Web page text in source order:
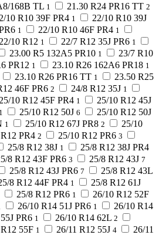
168B TL 1 21.30 R24 PR16 TT 2
10 R10 39F PR4 1
22/10 R10 39J
1 22/10 R10 46F PR4 1
22/10 R12 1 22/7 R12 35J PR6 1
23.00 R5 132A5 PR10 1
23/7 R10
PR12 1 23.10 R26 162A6 PR18 1
23.10 R26 PR16 TT 1
23.50 R25
46F PR6 2 24/8 R12 35J 1
25/10 R12 45F PR4 1 25/10 R12 45J
1 25/10 R12 50J 6
25/10 R12 50J
1 25/10 R12 67J PR8 2
25/10
PR4 2 25/10 R12 PR6 3
25/8 R12 38J 1 25/8 R12 38J PR4
8 R12 43F PR6 3 25/8 R12 43J 7
25/8 R12 43J PR6 7 25/8 R12 43L
8 R12 44F PR4 1
25/8 R12 61J
25/8 R12 PR6 1 26/10 R12 52F
26/10 R14 51J PR6 1
26/10 R14
PR6 1 26/10 R14 62L 2
55F 1 26/11 R12 55J 4
26/11